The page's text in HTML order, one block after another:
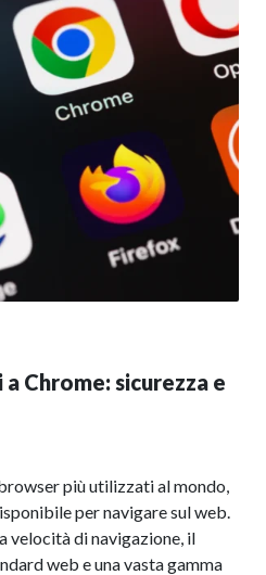
Chrome: sicurezza e
più utilizzati al mondo,
per navigare sul web.
velocità di navigazione, il
web e una vasta gamma